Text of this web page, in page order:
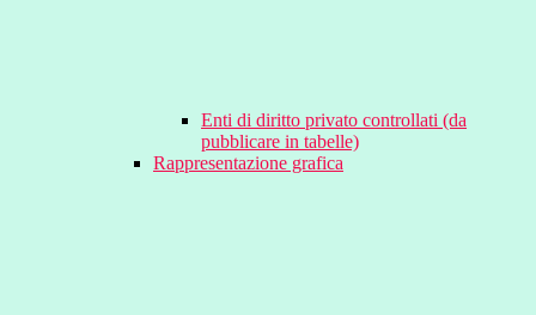
Enti di diritto privato controllati (da
pubblicare in tabelle)
Rappresentazione grafica